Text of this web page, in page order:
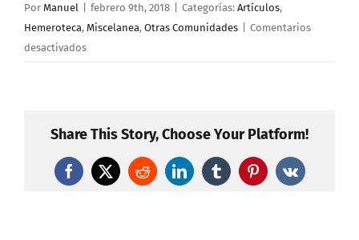
Por Manuel febrero 9th, 2018 Categorías: Artículos,
Hemeroteca, Miscelanea, Otras Comunidades
Comentarios
desactivadosen
aferran
la
plusvalía
Share This Story, Choose Your Platform!
Facebook
X RedditLinkedInTumblrPinterest
Vk